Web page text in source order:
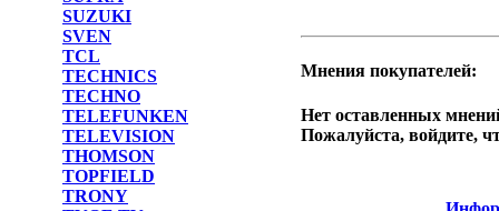
SUZUKI
SVEN
TCL
TECHNICS
TECHNO
TELEFUNKEN
TELEVISION
THOMSON
TOPFIELD
TRONY
Мнения покупателей:
Нет оставленных
Пожалуйста, войдите,